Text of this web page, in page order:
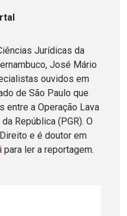
Jurídicas da
José Mário
ouvidos em
de São Paulo que
entre a Operação Lava
República (PGR). O
e é doutor em
para ler a reportagem.